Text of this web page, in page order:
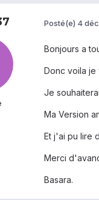
Posté(e) 4
Bonjours a
Donc voila je
Je
Ma Version
Et j'ai pu lire
Merci
Basara.